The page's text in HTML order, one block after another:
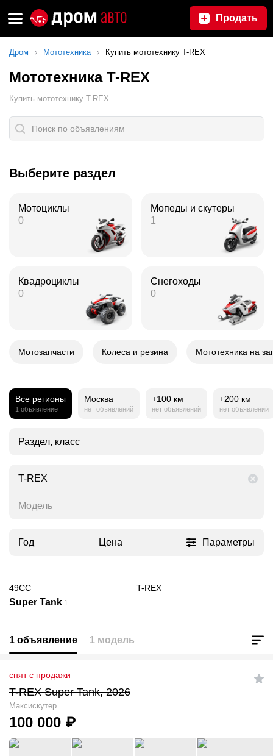
Продать
Дром Мототехника Купить мототехнику T-REX
Мототехника T-REX
Купить мототехнику T-REX.
Выберите раздел
Мотоциклы
0
Мопеды и скутеры
1
Квадроциклы
0
Снегоходы
0
Мотозапчасти Колеса и резина Мототехника на
Все регионы
1 объявление
Москва
нет объявлений
+100 км
нет объявлений
+200 км
нет объявлений
Раздел, класс
T-REX
Модель
Год Цена Параметры
49CC
Super Tank 1
T-REX
1 объявление 1 модель
снят с продажи
T-REX Super Tank, 2026
Максискутер
100 000 ₽